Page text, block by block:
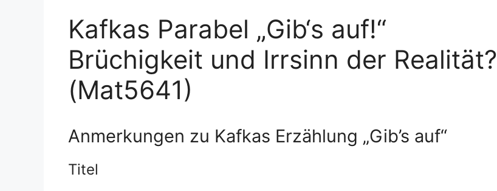
Kafkas Parabel „Gib‘s auf!“
Brüchigkeit und Irrsinn der Realität?
(Mat5641)
Anmerkungen zu Kafkas Erzählung „Gib’s auf“
Titel